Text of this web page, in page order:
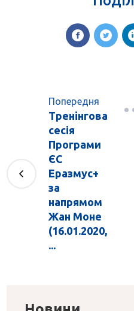
Попередня
Тренінгова
сесія
Програми
ЄС
Еразмус+
за
напрямом
Жан Моне
(16.01.2020,
...